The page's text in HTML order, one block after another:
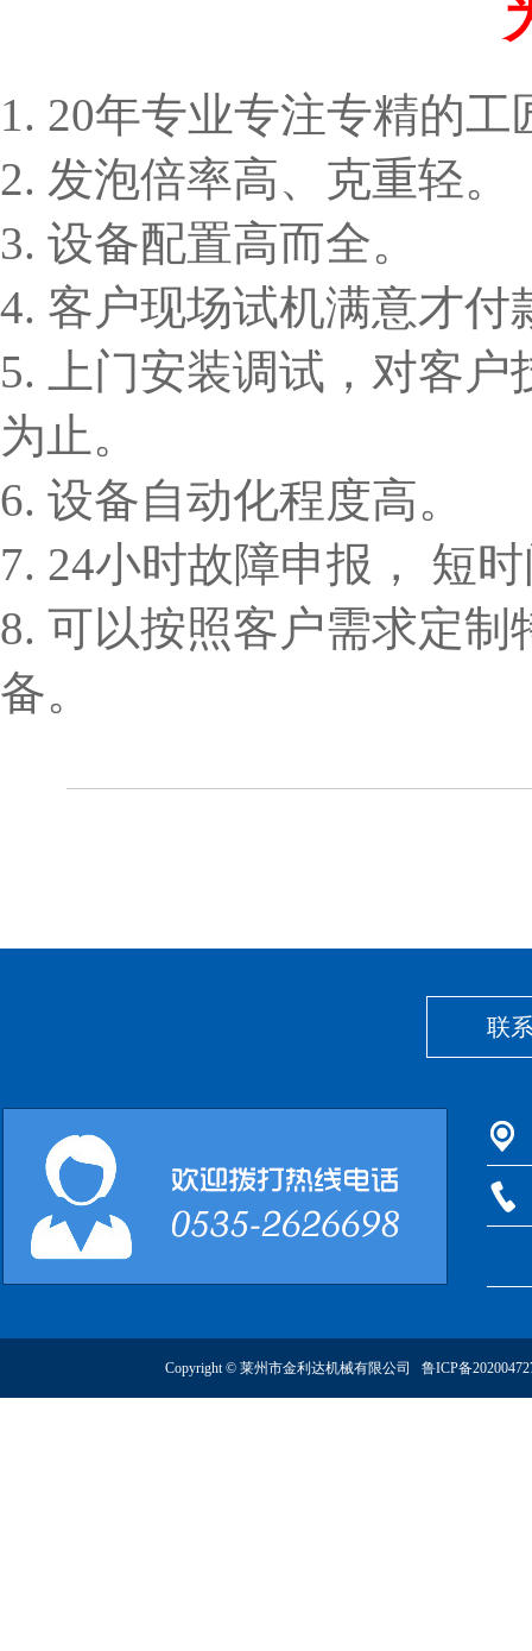
1. 20年专业专注专精的工
2. 发泡倍率高、克重轻。
3. 设备配置高而全。
4. 客户现场试机满意才付
5. 上门安装调试，对客
为止。
6. 设备自动化程度高。
7. 24小时故障申报， 短
8. 可以按照客户需求定制
备。
联
Copyright © 莱州市金利达机械有限公司 鲁ICP备